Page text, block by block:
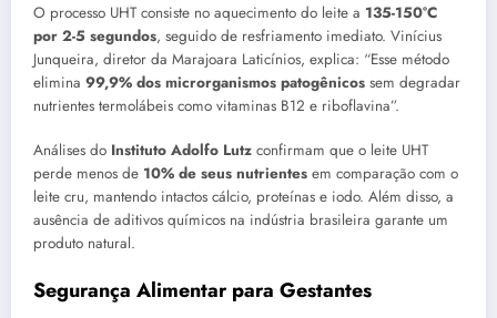
O processo UHT consiste no aquecimento do leite a 135-150°C
por 2-5 segundos, seguido de resfriamento imediato. Vinícius
Junqueira, diretor da Marajoara Laticínios, explica: “Esse método
elimina 99,9% dos microrganismos patogênicos sem degradar
nutrientes termolábeis como vitaminas B12 e riboflavina”.
Análises do Instituto Adolfo Lutz confirmam que o leite UHT
perde menos de 10% de seus nutrientes em comparação com o
leite cru, mantendo intactos cálcio, proteínas e iodo. Além disso, a
ausência de aditivos químicos na indústria brasileira garante um
produto natural.
Segurança Alimentar para Gestantes